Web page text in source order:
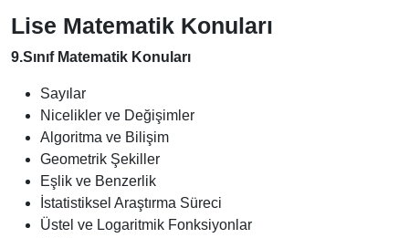
Lise Matematik Konuları
9.Sınıf Matematik Konuları
Sayılar
Nicelikler ve Değişimler
Algoritma ve Bilişim
Geometrik Şekiller
Eşlik ve Benzerlik
İstatistiksel Araştırma Süreci
Üstel ve Logaritmik Fonksiyonlar